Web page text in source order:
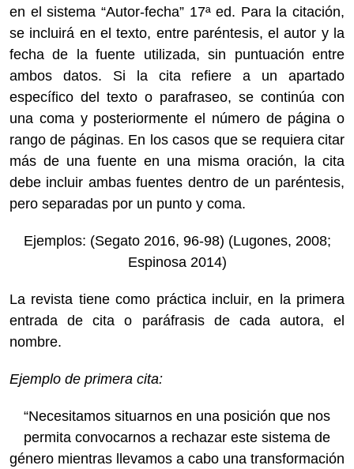
en el sistema “Autor-fecha” 17ª ed. Para la citación,
se incluirá en el texto, entre paréntesis, el autor y la
fecha de la fuente utilizada, sin puntuación entre
ambos datos. Si la cita refiere a un apartado
específico del texto o parafraseo, se continúa con
una coma y posteriormente el número de página o
rango de páginas. En los casos que se requiera citar
más de una fuente en una misma oración, la cita
debe incluir ambas fuentes dentro de un paréntesis,
pero separadas por un punto y coma.
Ejemplos: (Segato 2016, 96-98) (Lugones, 2008;
Espinosa 2014)
La revista tiene como práctica incluir, en la primera
entrada de cita o paráfrasis de cada autora, el
nombre.
Ejemplo de primera cita:
“Necesitamos situarnos en una posición que nos
permita convocarnos a rechazar este sistema de
género mientras llevamos a cabo una transformación